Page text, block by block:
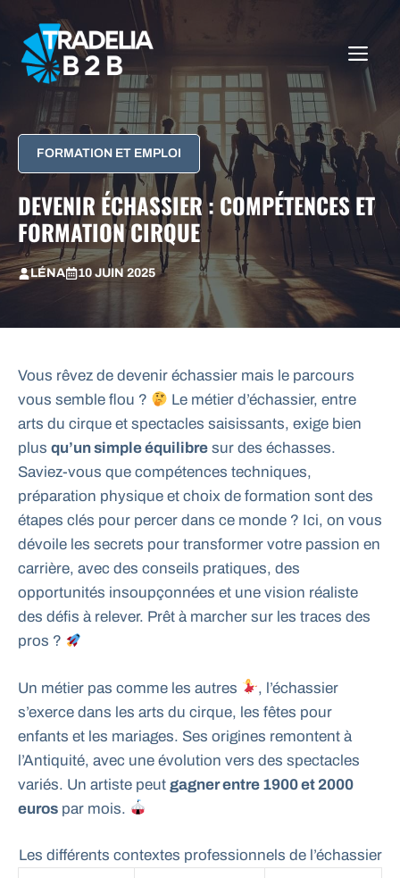
contenu
FORMATION ET EMPLOI
DEVENIR ÉCHASSIER : COMPÉTENCES ET
FORMATION CIRQUE
LÉNA 10 JUIN 2025
Vous rêvez de devenir échassier mais le parcours
vous semble flou ?
Le métier d’échassier, entre
arts du cirque et spectacles saisissants, exige bien
plus qu’un simple équilibre sur des échasses.
Saviez-vous que compétences techniques,
préparation physique et choix de formation sont des
étapes clés pour percer dans ce monde ? Ici, on vous
dévoile les secrets pour transformer votre passion en
carrière, avec des conseils pratiques, des
opportunités insoupçonnées et une vision réaliste
des défis à relever. Prêt à marcher sur les traces des
pros ?
Un métier pas comme les autres
, l’échassier
s’exerce dans les arts du cirque, les fêtes pour
enfants et les mariages. Ses origines remontent à
l’Antiquité, avec une évolution vers des spectacles
variés. Un artiste peut gagner entre 1900 et 2000
euros par mois.
Les différents contextes professionnels de l’échassier